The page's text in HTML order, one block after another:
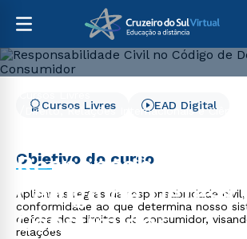
Direito, Relações Internacionais e Ciência
Responsabilidade
Código de Defesa
Consumidor
Cursos Livres EAD Digital
Objetivo do curso
Aplicar as regras da responsabilidade
conformidade ao que determina nosso
defesa dos direitos do consumidor,
relações